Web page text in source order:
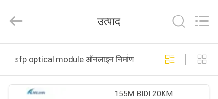
उत्पाद
Technology
Co.,Ltd..
Reserved.
उत्पाद
sfp optical module ऑनलाइन निर्माण
155M BIDI 20KM